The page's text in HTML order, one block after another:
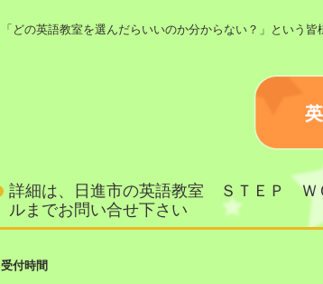
「どの英語教室を選んだらいいのか分からない？」という
詳細は、日進市の英語教室 ＳＴＥＰ Ｗ
ルまでお問い合せ下さい
受付時間